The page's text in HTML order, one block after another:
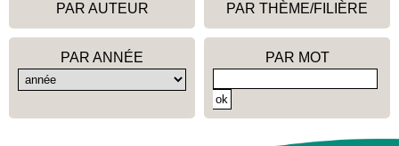
PAR AUTEUR PAR THÈME/FILIÈRE
PAR ANNÉE PAR MOT